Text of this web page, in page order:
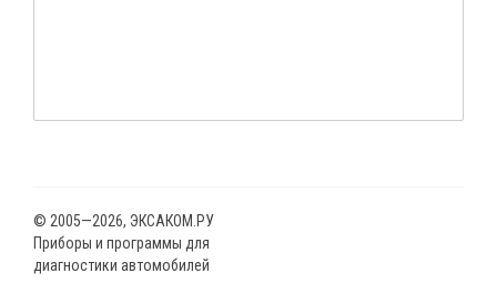
© 2005—2026, ЭКСАКОМ.РУ
Приборы и программы для
диагностики автомобилей